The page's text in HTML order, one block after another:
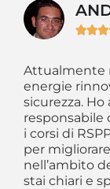

Attualmente
energie
sicurezza.
responsabile
i corsi di
per
nell’ambito
stai chiari e